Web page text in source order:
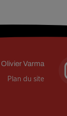
Olivier Varma
Plan du site